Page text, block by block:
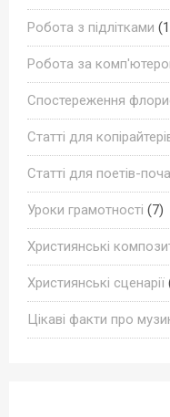
Робота з підлітками
Робота за
Спостереження
Статті для
Статті для поетів-
Уроки грамотності (7)
Християнські
Християнські сценарії
Цікаві факти про